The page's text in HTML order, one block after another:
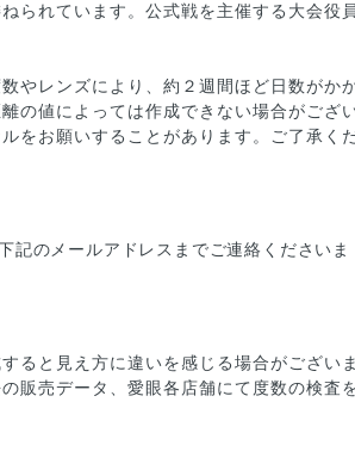
られています。公式戦を主催する大会役員
やレンズにより、約２週間ほど日数がか
の値によっては作成できない場合がござ
をお願いすることがあります。ご了承く
記のメールアドレスまでご連絡くださいま
ると見え方に違いを感じる場合がございま
販売データ、愛眼各店舗にて度数の検査